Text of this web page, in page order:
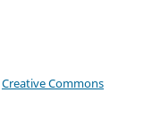
Creative Commons